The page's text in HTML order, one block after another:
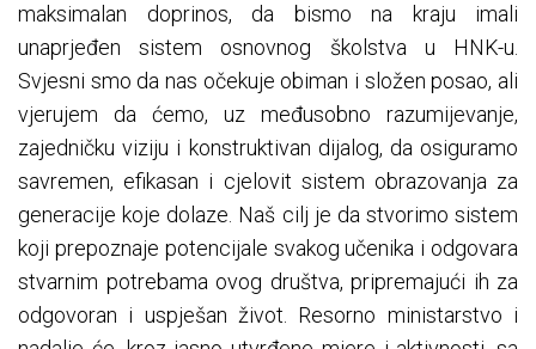
maksimalan doprinos, da bismo na kraju imali
unaprjeđen sistem osnovnog školstva u HNK-u.
Svjesni smo da nas očekuje obiman i složen posao, ali
vjerujem da ćemo, uz međusobno razumijevanje,
zajedničku viziju i konstruktivan dijalog, da osiguramo
savremen, efikasan i cjelovit sistem obrazovanja za
generacije koje dolaze. Naš cilj je da stvorimo sistem
koji prepoznaje potencijale svakog učenika i odgovara
stvarnim potrebama ovog društva, pripremajući ih za
odgovoran i uspješan život. Resorno ministarstvo i